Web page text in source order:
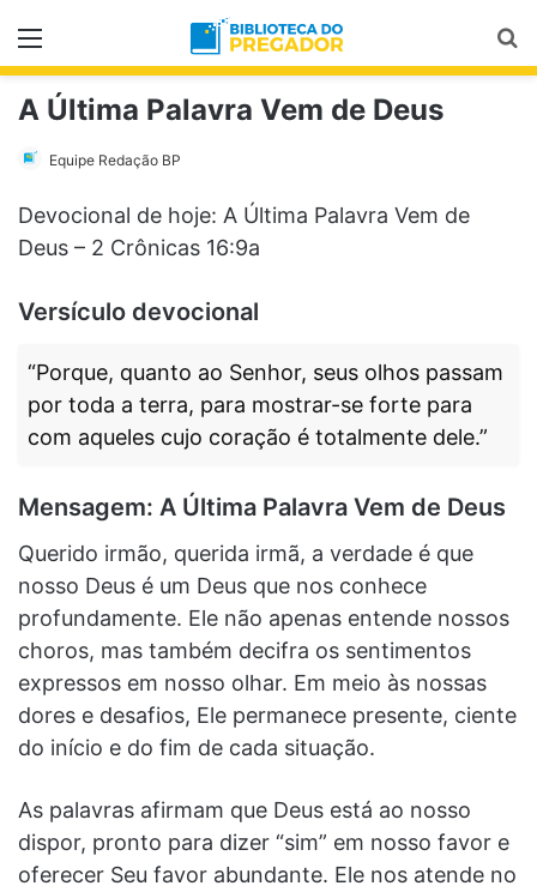
Menu
A Última Palavra Vem de Deus
Equipe Redação BP
Devocional de hoje: A Última Palavra Vem de
Deus – 2 Crônicas 16:9a
Versículo devocional
“Porque, quanto ao Senhor, seus olhos passam
por toda a terra, para mostrar-se forte para
com aqueles cujo coração é totalmente dele.”
Mensagem: A Última Palavra Vem de Deus
Querido irmão, querida irmã, a verdade é que
nosso Deus é um Deus que nos conhece
profundamente. Ele não apenas entende nossos
choros, mas também decifra os sentimentos
expressos em nosso olhar. Em meio às nossas
dores e desafios, Ele permanece presente, ciente
do início e do fim de cada situação.
As palavras afirmam que Deus está ao nosso
dispor, pronto para dizer “sim” em nosso favor e
oferecer Seu favor abundante. Ele nos atende no